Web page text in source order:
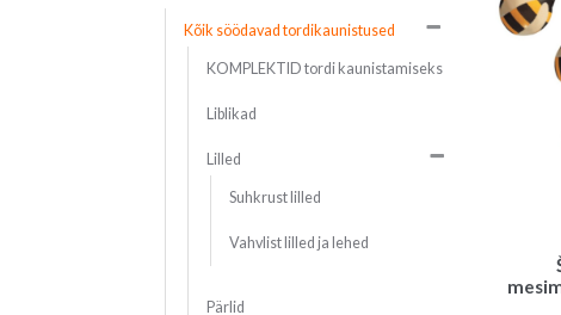
Kõik söödavad tordikaunistused
KOMPLEKTID tordi kaunistamiseks
Liblikad
Lilled
Suhkrust lilled
Vahvlist lilled ja lehed
Pärlid